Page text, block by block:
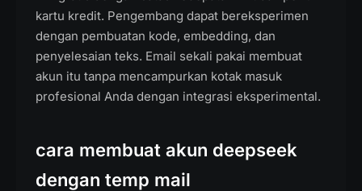
kartu kredit. Pengembang dapat bereksperimen
dengan pembuatan kode, embedding, dan
penyelesaian teks. Email sekali pakai membuat
akun itu tanpa mencampurkan kotak masuk
profesional Anda dengan integrasi eksperimental.
cara membuat akun deepseek
dengan temp mail